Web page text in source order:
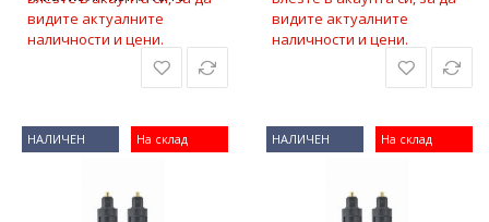
видите актуалните
наличности и цени.
видите актуалните
наличности и цени.
На склад
НАЛИЧЕН На склад
НАЛИЧЕН